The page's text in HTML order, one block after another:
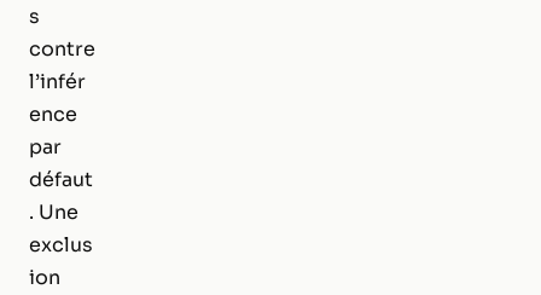
s
contre
l’infér
ence
par
défaut
. Une
exclus
ion